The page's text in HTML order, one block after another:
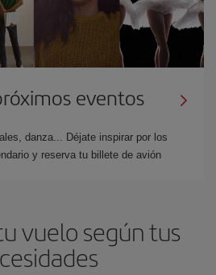
eventos
danza... Déjate inspirar por los
y reserva tu billete de avión
vuelo según tus